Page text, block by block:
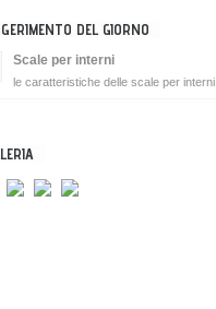
DEL GIORNO
Scale per interni
le caratteristiche delle scale per interni